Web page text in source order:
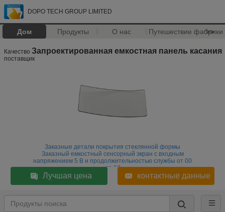
DOPO TECH GROUP LIMITED
Дом Продукты О нас Путешествие фабрики
>>
Качество Запроектированная емкостная панель касания
поставщик
Заказные детали покрытия стеклянной формы
Заказный емкостный сенсорный экран с входным
напряжением 5 В и продолжительностью службы от 00
до 10
Лучшая цена контактные данные